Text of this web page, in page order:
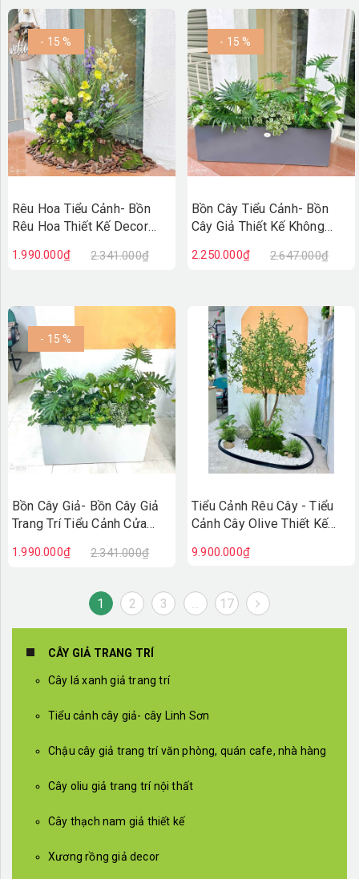
- 15 %
Rêu Hoa Tiểu Cảnh- Bồn
Rêu Hoa Thiết Kế Decor
(30X40X75cm)- RC131
1.990.000₫ 2.341.000₫
- 15 %
Bồn Cây Tiểu Cảnh- Bồn
Cây Giả Thiết Kế Không
(120X50X90CM) - BC243
2.250.000₫ 2.647.000₫
- 15 %
Bồn Cây Giả- Bồn Cây Giả
Trang Trí Tiểu Cảnh Cửa
BC242
1.990.000₫ 2.341.000₫
Tiểu Cảnh Rêu Cây - Tiểu
Cảnh Cây Olive Thiết Kế
Đại (145x115x215cm)-
9.900.000₫
1 2 3 ... 17
CÂY GIẢ TRANG TRÍ
Cây lá xanh giả trang trí
Tiểu cảnh cây giả- cây Linh Sơn
Chậu cây giả trang trí văn phòng, quán cafe, nhà hàng
Cây oliu giả trang trí nội thất
Cây thạch nam giả thiết kế
Xương rồng giả decor